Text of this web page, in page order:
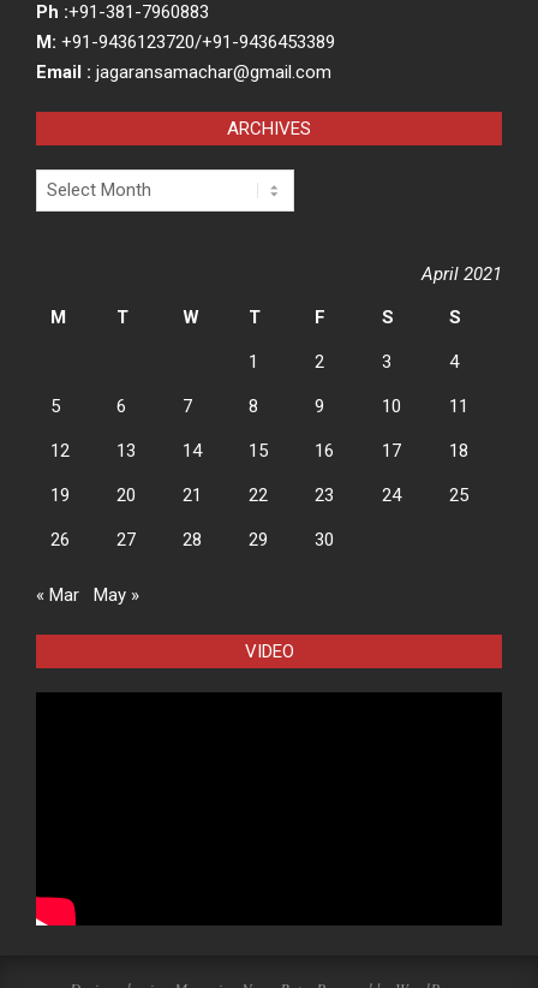
Ph :+91-381-7960883
M: +91-9436123720/+91-9436453389
Email : jagaransamachar@gmail.com
ARCHIVES
Archives
April 2021
M
T W T F S S
1 2 3 4
5 6 7 8 9 10 11
12 13 14 15 16 17 18
19 20 21 22 23 24 25
26 27 28 29 30
« Mar May »
VIDEO